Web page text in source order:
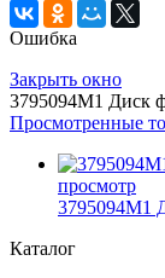
Ошибка
Закрыть окно
3795094M1 Диск
Просмотренные
просмотр
3795094M1
Каталог